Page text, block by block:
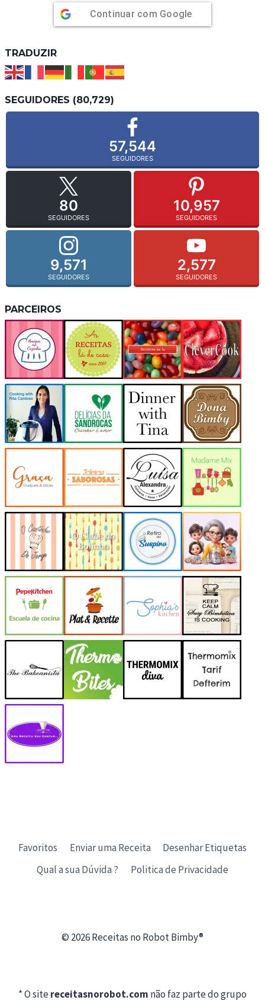
Continuar com Google
TRADUZIR
SEGUIDORES (80,729)
57,544
SEGUIDORES
80
SEGUIDORES
10,957
SEGUIDORES
9,571
SEGUIDORES
2,577
SEGUIDORES
PARCEIROS
Favoritos Enviar uma Receita
Desenhar Etiquetas
Qual a sua Dúvida ?
Politica de Privacidade
© 2026 Receitas no Robot Bimby®
* O sitereceitasnorobot.com não faz parte do grupo